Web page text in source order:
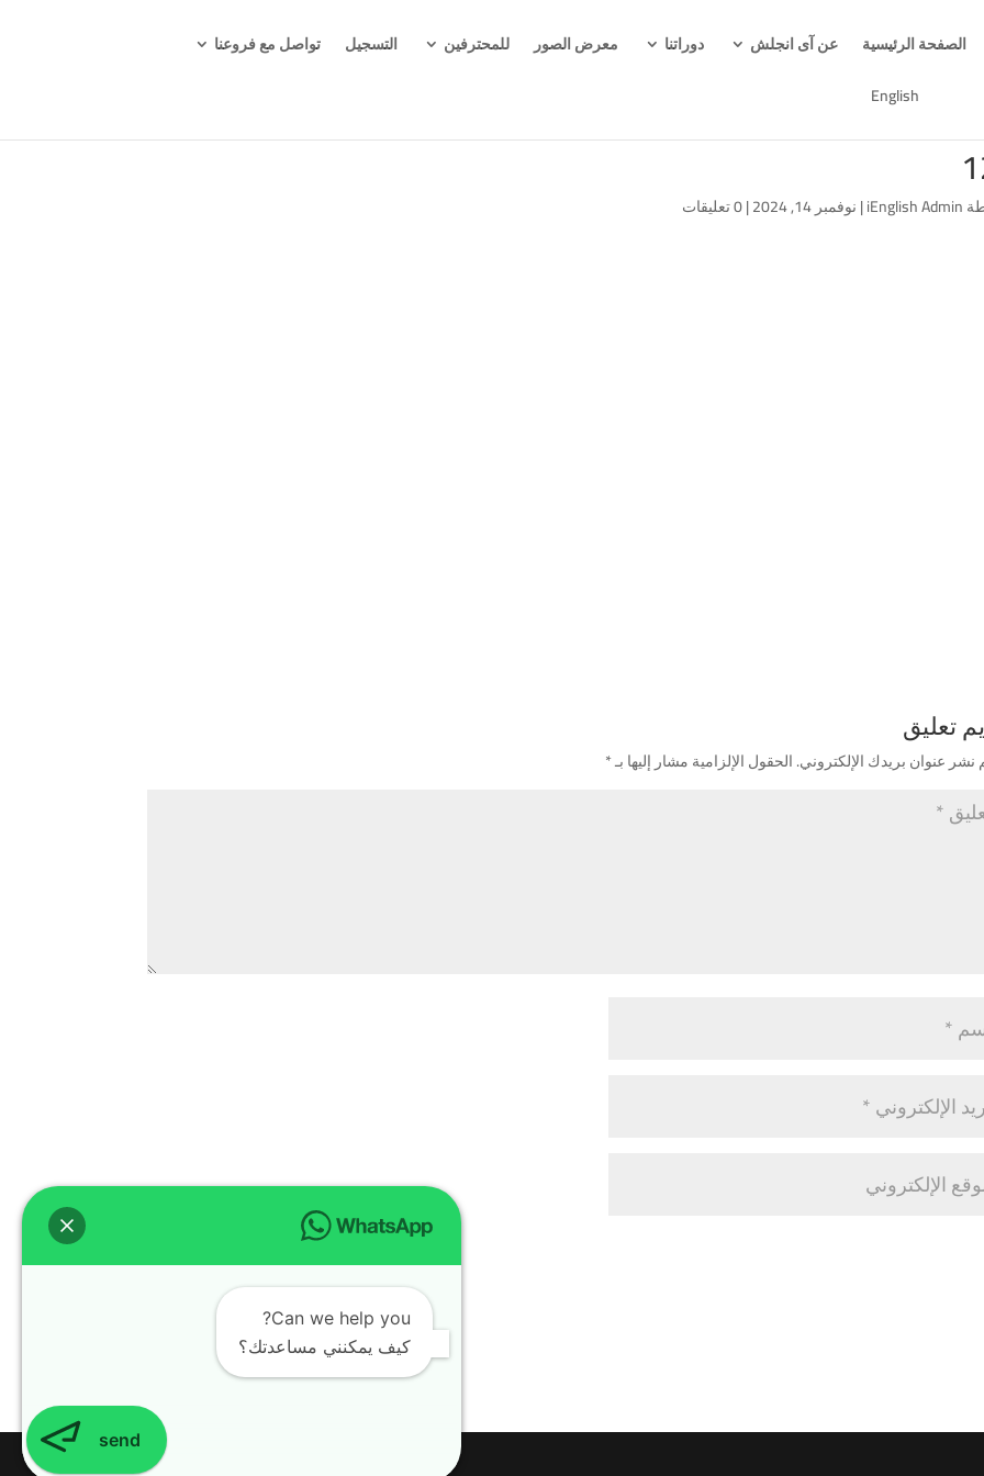
الصفحة الرئيسية عن آى انجلش دوراتنا معرض الصور للمحترفين التسجيل
تواصل مع فروعنا
English
iEnglish Admin
|نوفمبر 14, 2024 |0 تعليقات
تعليق
نشر عنوان بريدك الإلكتروني.الحقول الإلزامية مشار إليها بـ*
Can we help you?
كيف يمكنني مساعدتك؟
send